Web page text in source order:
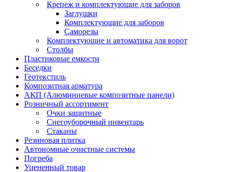
Крепеж и комплектующие для заборов
Заглушки
Комплектующие для заборов
Саморезы
Комплектующие и автоматика для ворот
Столбы
Пластиковые емкости
Беседки
Геотекстиль
Композитная арматура
АКП (Алюминиевые композитные панели)
Розничный ассортимент
Очки защитные
Снегоуборочный инвентарь
Стаканы
Резиновая плитка
Автономные очистные системы
Погреба
Уцененный товар